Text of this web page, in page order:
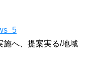
施へ、提案実る/地域